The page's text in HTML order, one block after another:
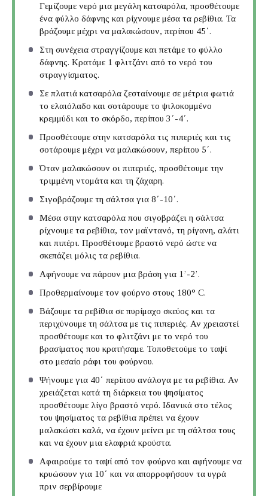
Γεμίζουμε νερό μια μεγάλη κατσαρόλα, προσθέτουμε
ένα φύλλο δάφνης και ρίχνουμε μέσα τα ρεβίθια. Τα
βράζουμε μέχρι να μαλακώσουν, περίπου 45΄.
Στη συνέχεια στραγγίζουμε και πετάμε το φύλλο
δάφνης. Κρατάμε 1 φλιτζάνι από το νερό του
στραγγίσματος.
Σε πλατιά κατσαρόλα ζεσταίνουμε σε μέτρια φωτιά
το ελαιόλαδο και σοτάρουμε το ψιλοκομμένο
κρεμμύδι και το σκόρδο, περίπου 3΄-4΄.
Προσθέτουμε στην κατσαρόλα τις πιπεριές και τις
σοτάρουμε μέχρι να μαλακώσουν, περίπου 5΄.
Όταν μαλακώσουν οι πιπεριές, προσθέτουμε την
τριμμένη ντομάτα και τη ζάχαρη.
Σιγοβράζουμε τη σάλτσα για 8΄-10΄.
Μέσα στην κατσαρόλα που σιγοβράζει η σάλτσα
ρίχνουμε τα ρεβίθια, τον μαϊντανό, τη ρίγανη, αλάτι
και πιπέρι. Προσθέτουμε βραστό νερό ώστε να
σκεπάζει μόλις τα ρεβίθια.
Αφήνουμε να πάρουν μια βράση για 1’-2’.
Προθερμαίνουμε τον φούρνο στους 180° C.
Βάζουμε τα ρεβίθια σε πυρίμαχο σκεύος και τα
περιχύνουμε τη σάλτσα με τις πιπεριές. Αν χρειαστεί
προσθέτουμε και το φλιτζάνι με το νερό του
βρασίματος που κρατήσαμε. Τοποθετούμε το ταψί
στο μεσαίο ράφι του φούρνου.
Ψήνουμε για 40΄ περίπου ανάλογα με τα ρεβίθια. Αν
χρειάζεται κατά τη διάρκεια του ψησίματος
προσθέτουμε λίγο βραστό νερό. Ιδανικά στο τέλος
του ψησίματος τα ρεβίθια πρέπει να έχουν
μαλακώσει καλά, να έχουν μείνει με τη σάλτσα τους
και να έχουν μια ελαφριά κρούστα.
Αφαιρούμε το ταψί από τον φούρνο και αφήνουμε να
κρυώσουν για 10΄ και να απορροφήσουν τα υγρά
πριν σερβίρουμε